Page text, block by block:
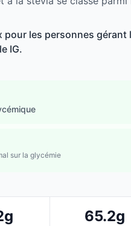
pour les personnes gérant
IG.
sur la glycémie
65.2g